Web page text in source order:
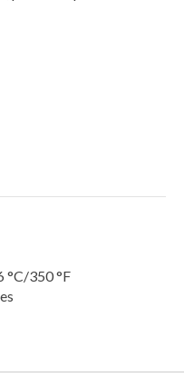
°C/350 °F